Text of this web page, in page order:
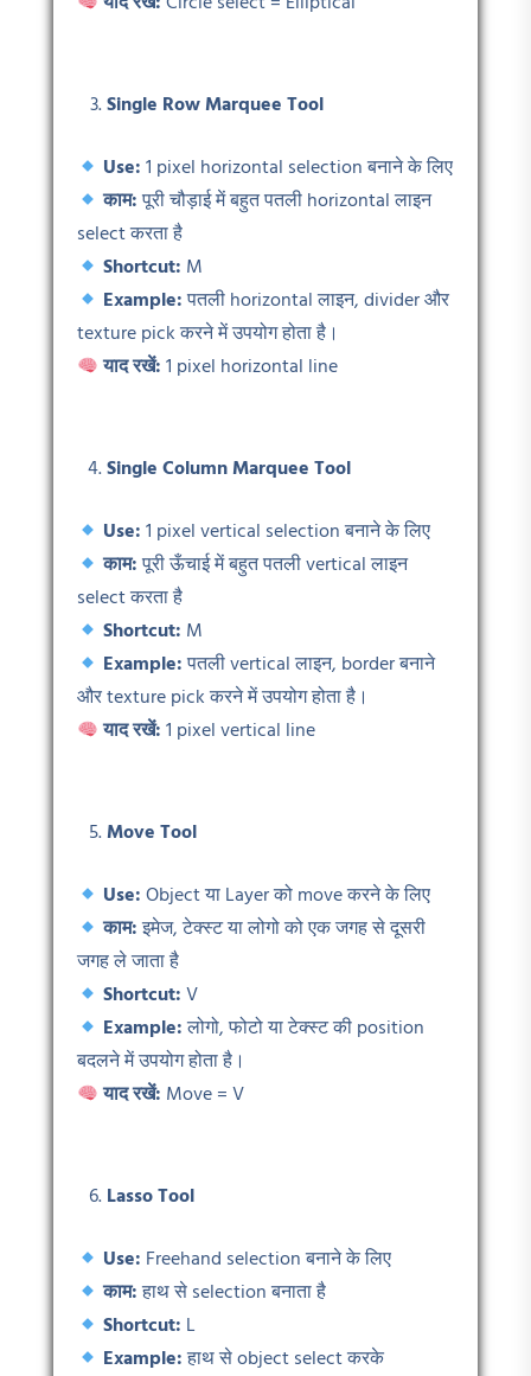
Single Row Marquee Tool
Use:1 pixel horizontal selection बनाने के लिए
काम:पूरी चौड़ाई में बहुत पतली horizontal लाइन
select करता है
Shortcut: M
Example:पतली horizontal लाइन, divider और
texture pick करने में उपयोग होता है।
याद रखें:1 pixel horizontal line
Single Column Marquee Tool
Use:1 pixel vertical selection बनाने के लिए
काम:पूरी ऊँचाई में बहुत पतली vertical लाइन
select करता है
Shortcut: M
Example:पतली vertical लाइन, border बनाने
और texture pick करने में उपयोग होता है।
याद रखें:1 pixel vertical line
Move Tool
Use:Object या Layer को move करने के लिए
काम:इमेज, टेक्स्ट या लोगो को एक जगह से दूसरी
जगह ले जाता है
Shortcut:V
Example:लोगो, फोटो या टेक्स्ट की position
बदलने में उपयोग होता है।
याद रखें: Move = V
Lasso Tool
Use: Freehand selection बनाने के लिए
काम:हाथ से selection बनाता है
Shortcut: L
Example:हाथ से object select करके